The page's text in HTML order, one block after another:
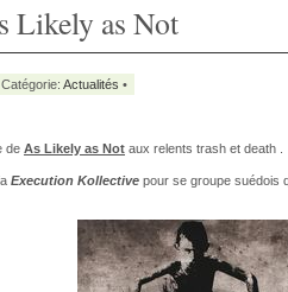
Likely as Not
Catégorie: Actualités •
de As Likely as Not aux relents trash et death .
Execution Kollective pour se groupe suédois